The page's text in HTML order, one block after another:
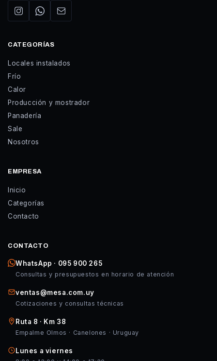
CATEGORÍAS
Locales instalados
Frío
Calor
Producción y mostrador
Panadería
Sale
Nosotros
EMPRESA
Inicio
Categorías
Contacto
CONTACTO
WhatsApp · 095 900 265
Consultas y presupuestos en horario de atención
ventas@mesa.com.uy
Cotizaciones y consultas técnicas
Ruta 8 · Km 38
Empalme Olmos · Canelones · Uruguay
Lunes a viernes